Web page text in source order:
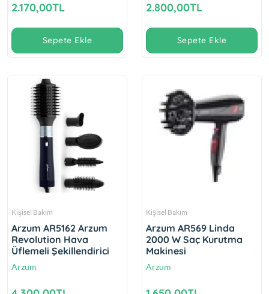
2.170,00TL
Sepete Ekle
2.800,00TL
Sepete Ekle
Kişisel Bakım
Arzum AR5162 Arzum
Revolution Hava
Üflemeli Şekillendirici
Arzum
Kişisel Bakım
Arzum AR569 Linda
2000 W Saç Kurutma
Makinesi
Arzum